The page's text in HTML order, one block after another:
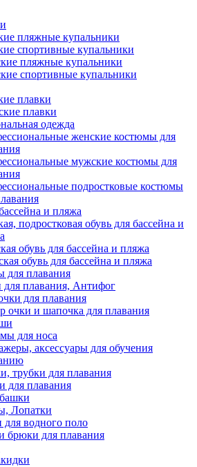
пляжные купальники
спортивные купальники
пляжные купальники
спортивные купальники
плавки
плавки
одежда
женские костюмы для
мужские костюмы для
подростковые костюмы
и пляжа
подростковая обувь для бассейна и
обувь для бассейна и пляжа
обувь для бассейна и пляжа
для плавания
плавания, Антифог
для плавания
очки и шапочка для плавания
для носа
аксессуары для обучения
трубки для плавания
для плавания
Лопатки
водного поло
брюки для плавания